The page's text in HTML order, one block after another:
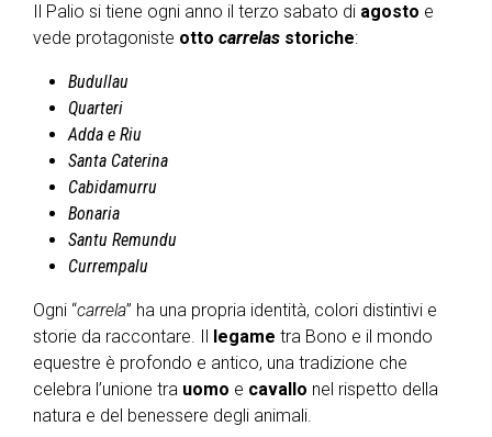
Il Palio si tiene ogni anno il terzo sabato di agosto e
vede protagoniste otto carrelas storiche:
Budullau
Quarteri
Adda e Riu
Santa Caterina
Cabidamurru
Bonaria
Santu Remundu
Currempalu
Ogni “carrela” ha una propria identità, colori distintivi e
storie da raccontare. Il legame tra Bono e il mondo
equestre è profondo e antico, una tradizione che
celebra l’unione tra uomo e cavallo nel rispetto della
natura e del benessere degli animali.